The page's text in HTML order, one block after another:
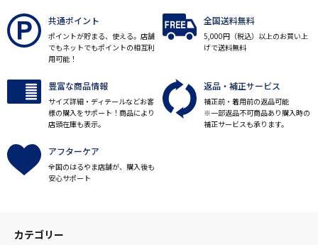
共通ポイント
ポイントが貯まる、使える。店舗
でもネットでもポイントの相互利
用可能！
全国送料無料
5,000円（税込）以上のお買い上
げで送料無料
豊富な商品情報
サイズ詳細・ディテールなどお客
様の購入をサポート！商品により
店頭在庫も表示。
返品・補正サービス
補正前・着用前の返品可能
※一部返品不可商品あり購入時の
補正サービスも承ります。
アフターケア
全国のはるやま店舗が、購入後も
安心サポート
カテゴリー